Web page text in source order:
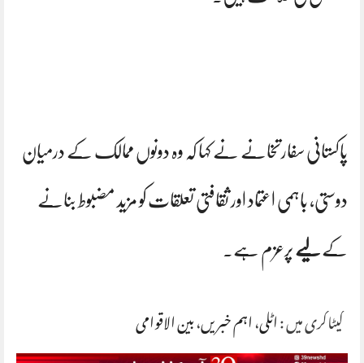
پاکستانی سفارتخانے نے کہا کہ وہ دونوں ممالک کے درمیان
دوستی، باہمی اعتماد اور ثقافتی تعلقات کو مزید مضبوط بنانے
کے لیے پرعزم ہے۔
کیٹاگری میں :اٹلی،اہم خبریں،بین الاقوامی